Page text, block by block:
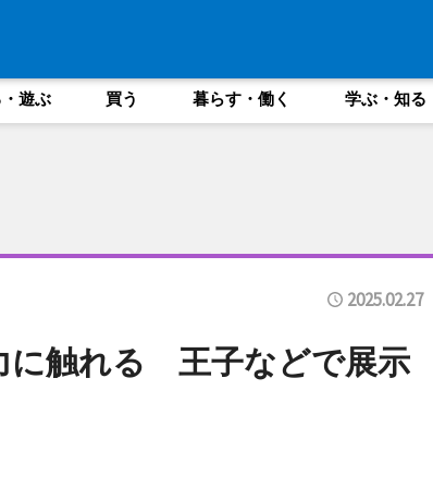
遊ぶ 買う 暮らす・働く 学ぶ・知る
2025.02.27
に触れる 王子などで展示